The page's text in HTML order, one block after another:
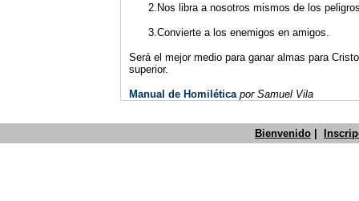
2.Nos libra a nosotros mismos de los
3.Convierte a los enemigos en amigos.
Será el mejor medio para ganar almas para
superior.
Manual de Homilética por Samuel Vila
Bienvenido